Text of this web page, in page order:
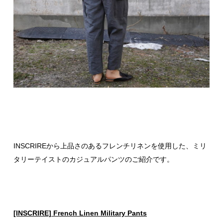
INSCRIREから上品さのあるフレンチリネンを使用した、ミリ
タリーテイストのカジュアルパンツのご紹介です。
[INSCRIRE] French Linen Military Pants